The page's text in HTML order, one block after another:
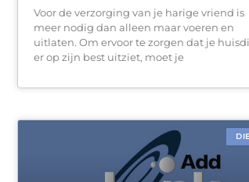
Voor de verzorging van je harige vriend is
meer nodig dan alleen maar voeren en
uitlaten. Om ervoor te zorgen dat je
er op zijn best uitziet, moet je